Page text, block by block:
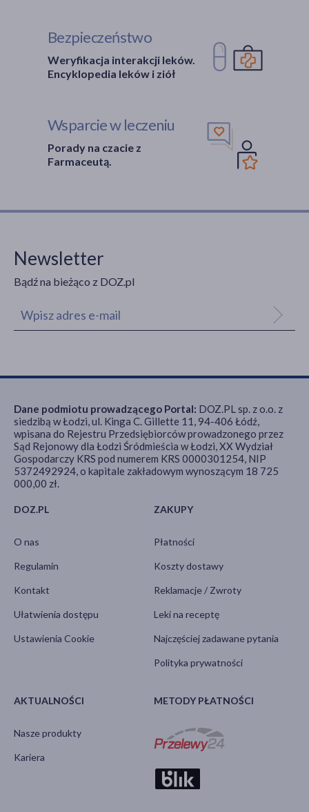
Bezpieczeństwo
Weryfikacja interakcji leków.
Encyklopedia leków i ziół
Wsparcie w leczeniu
Porady na czacie z
Farmaceutą.
Newsletter
Bądź na bieżąco z DOZ.pl
DOZ.PL
O nas
Regulamin
Kontakt
Ułatwienia dostępu
Ustawienia Cookie
ZAKUPY
Płatności
Koszty dostawy
Reklamacje / Zwroty
Leki na receptę
Najczęściej zadawane pytania
Polityka prywatności
AKTUALNOŚCI
Nasze produkty
Kariera
METODY PŁATNOŚCI
Dane podmiotu prowadzącego Portal: DOZ.PL sp. z o.o. z
siedzibą w Łodzi, ul. Kinga C. Gillette 11, 94-406 Łódź,
wpisana do Rejestru Przedsiębiorców prowadzonego przez
Sąd Rejonowy dla Łodzi Śródmieścia w Łodzi, XX Wydział
Gospodarczy KRS pod numerem KRS 0000301254, NIP
5372492924, o kapitale zakładowym wynoszącym 18 725
000,00 zł.